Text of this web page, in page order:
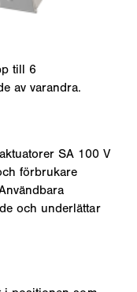
till 6
av varandra.
SA 100 V
förbrukare
och underlättar